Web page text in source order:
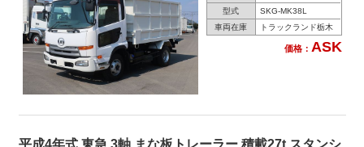
型式
SKG-MK38L
車両在庫
トラックランド栃木
価格： ASK
平成4年式 東急 3軸 まな板トレーラー 積載27t スタンシ